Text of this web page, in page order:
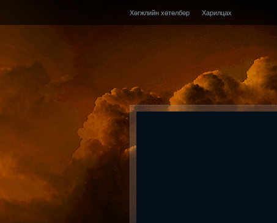
Хөгжлийн хөтөлбөр Харилцах